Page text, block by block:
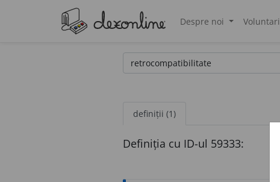
Despre noi Voluntari
definiții (1)
Definiția cu ID-ul 59333: